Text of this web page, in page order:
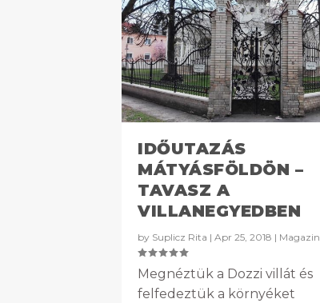
IDŐUTAZÁS
MÁTYÁSFÖLDÖN –
TAVASZ A
VILLANEGYEDBEN
by Suplicz Rita | Apr 25, 2018 | Magazin
Megnéztük a Dozzi villát és
felfedeztük a környéket